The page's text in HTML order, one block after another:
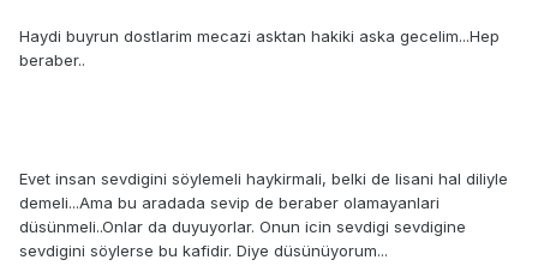
Haydi buyrun dostlarim mecazi asktan hakiki aska gecelim...Hep
beraber..
Evet insan sevdigini söylemeli haykirmali, belki de lisani hal diliyle
demeli...Ama bu aradada sevip de beraber olamayanlari
düsünmeli..Onlar da duyuyorlar. Onun icin sevdigi sevdigine
sevdigini söylerse bu kafidir. Diye düsünüyorum...